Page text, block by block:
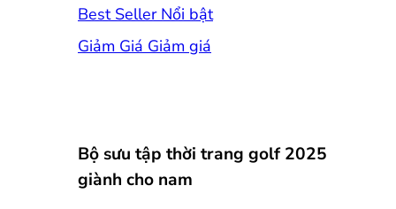
Best Seller
Giảm Giá
Bộ sưu tập thời trang golf 2025
giành cho nam